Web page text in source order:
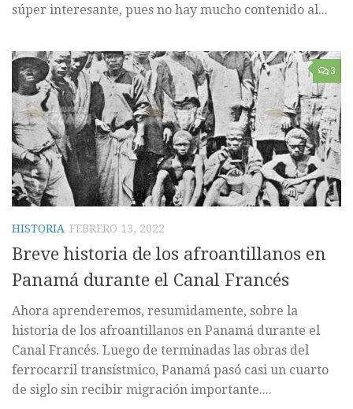
súper interesante, pues no hay mucho contenido al...
3
HISTORIA FEBRERO 13, 2022
Breve historia de los afroantillanos en
Panamá durante el Canal Francés
Ahora aprenderemos, resumidamente, sobre la
historia de los afroantillanos en Panamá durante el
Canal Francés. Luego de terminadas las obras del
ferrocarril transístmico, Panamá pasó casi un cuarto
de siglo sin recibir migración importante....